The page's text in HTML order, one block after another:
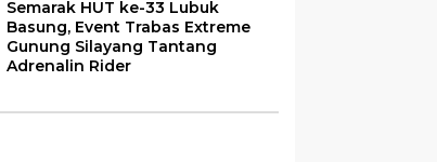
Semarak HUT ke-33 Lubuk
Basung, Event Trabas Extreme
Gunung Silayang Tantang
Adrenalin Rider